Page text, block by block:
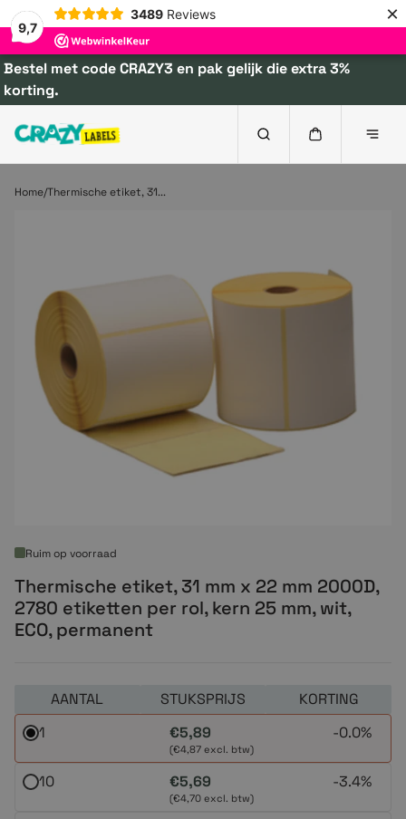
9,7
3489 Reviews ×
Bestel met code CRAZY3 en pak gelijk die extra 3%
korting.
Home Thermische etiket, 31...
Ruim op voorraad
Thermische etiket, 31 mm x 22 mm 2000D,
2780 etiketten per rol, kern 25 mm, wit,
ECO, permanent
AANTAL STUKSPRIJS
KORTING
1
€5,89
(€4,87 excl. btw)
-0.0%
10 €5,69
(€4,70 excl. btw)
-3.4%